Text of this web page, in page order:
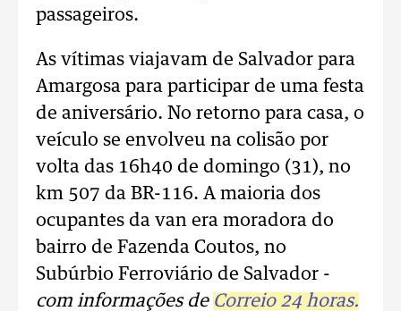
passageiros.
As vítimas viajavam de Salvador para
Amargosa para participar de uma festa
de aniversário. No retorno para casa, o
veículo se envolveu na colisão por
volta das 16h40 de domingo (31), no
km 507 da BR-116. A maioria dos
ocupantes da van era moradora do
bairro de Fazenda Coutos, no
Subúrbio Ferroviário de Salvador -
com informações de Correio 24 horas.